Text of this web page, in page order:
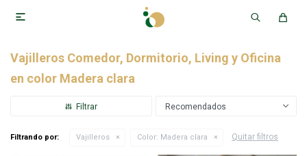

Vajilleros Comedor, Dormitorio, Living y Oficina
en color Madera clara
Recomendados
Filtrando por: Vajilleros Color: Madera clara Quitar filtros